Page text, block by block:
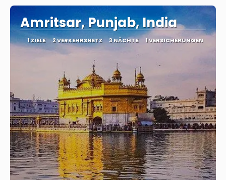
Amritsar, Punjab, India
1 ZIELE 2 VERKEHRSNETZ 3 NÄCHTE 1 VERSICHERUNGEN